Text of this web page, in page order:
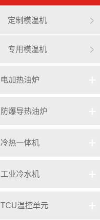
定制模温机
专用模温机
电加热油炉
电加热导热油炉
导热油电加热器
防爆导热油炉
冷热一体机
工业冷水机
TCU温控单元